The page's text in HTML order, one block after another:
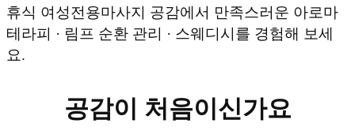
휴식 여성전용마사지 공감에서 만족스러운 아로마
테라피 · 림프 순환 관리 · 스웨디시를 경험해 보세
요.
공감이 처음이신가요